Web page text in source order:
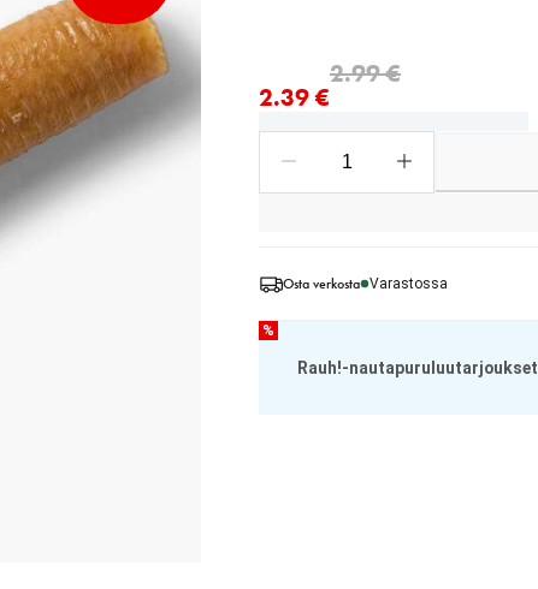
2.39 €
nykyinen hinta 2.39 €
2.99 €
alkuperäinen hinta 2.99 €
Osta verkosta Varastossa
%
Rauh!-nautapuruluutarjoukset